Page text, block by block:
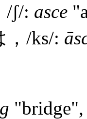
: asce
/ks/: